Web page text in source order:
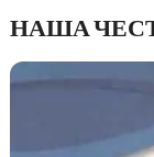
НАША